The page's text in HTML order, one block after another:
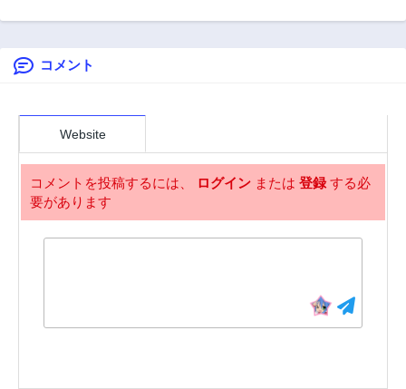
47話 46話
45話
43話
3年前 3年前
39話
勇者は異世界でゆ
～. 请务必让我开挂
を求めて~
始まる僕と彼女の
コメント
Website
コメントを投稿するには、 ログイン または 登録する必
要があります